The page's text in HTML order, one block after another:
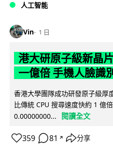
人工智能
Vin 1 日
港大研原子級新晶
一億倍 手機人臉識
香港大學團隊成功研發原子級厚
比傳統 CPU 搜尋速度快約 1 億
0.00000000...
閱讀全文
359 81 ↗ 分享